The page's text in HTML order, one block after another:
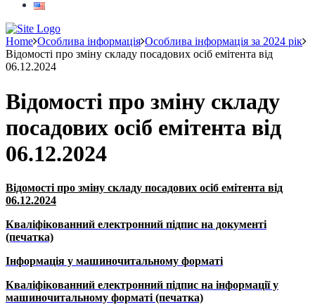
Home Особлива інформація Особлива інформація за 2024 рік
Відомості про зміну складу посадових осіб емітента від
06.12.2024
Відомості про зміну складу
посадових осіб емітента від
06.12.2024
Відомості про зміну складу посадових осіб емітента від
06.12.2024
Кваліфікованний електронний підпис на документі
(печатка)
Інформація у машиночитальному форматі
Кваліфікованний електронний підпис на інформації у
машиночитальному форматі (печатка)